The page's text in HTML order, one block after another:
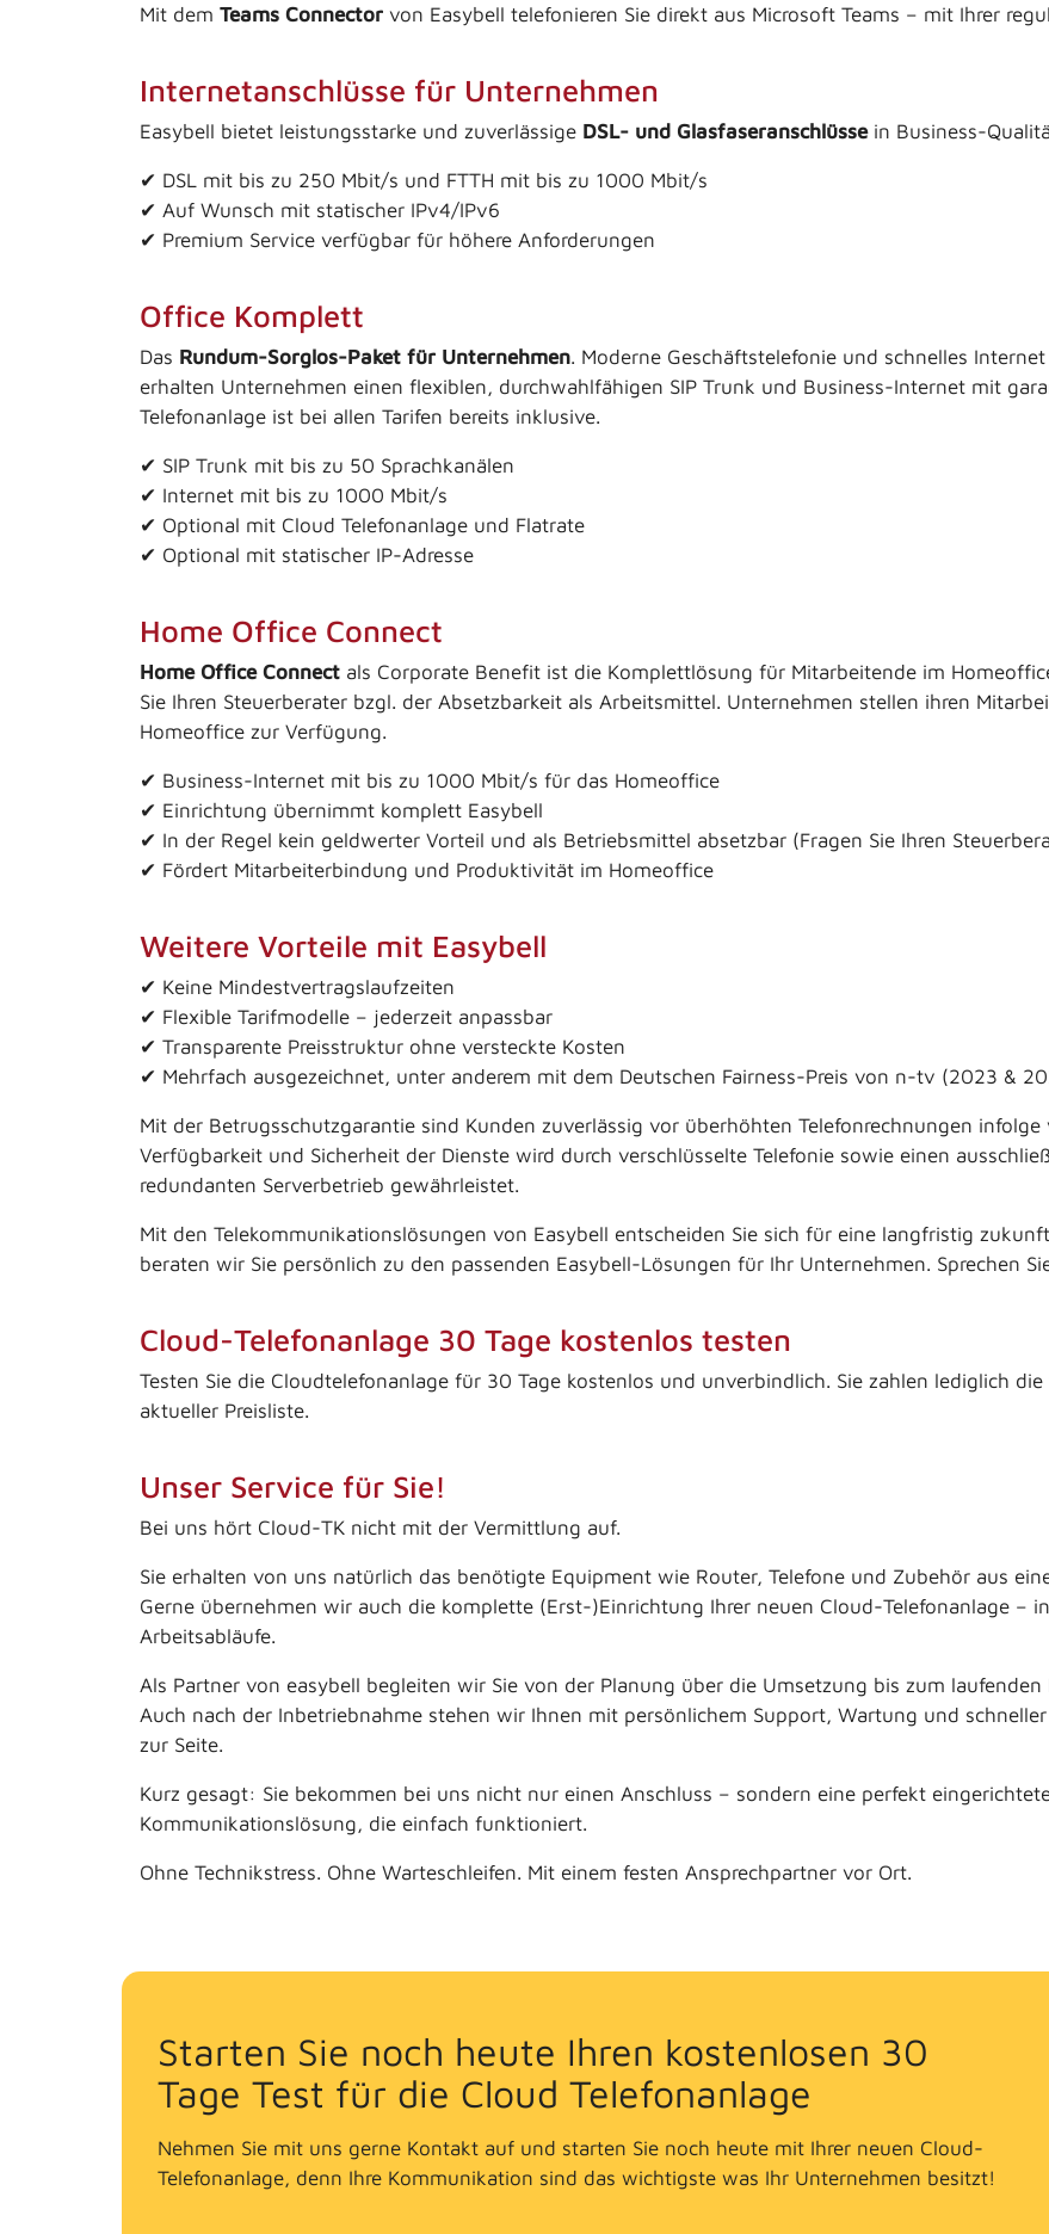
Mit dem Teams Connector von Easybell telefonieren Sie direkt aus Microsoft Teams – mit Ihrer
Internetanschlüsse für Unternehmen
Easybell bietet leistungsstarke und zuverlässige DSL- und Glasfaseranschlüssein Business-
✔ DSL mit bis zu 250 Mbit/s und FTTH mit bis zu 1000 Mbit/s
✔ Auf Wunsch mit statischer IPv4/IPv6
✔ Premium Service verfügbar für höhere Anforderungen
Office Komplett
Das Rundum-Sorglos-Paket für Unternehmen. Moderne Geschäftstelefonie und schnelles
erhalten Unternehmen einen flexiblen, durchwahlfähigen SIP Trunk und Business-Internet mit
Telefonanlage ist bei allen Tarifen bereits inklusive.
✔ SIP Trunk mit bis zu 50 Sprachkanälen
✔ Internet mit bis zu 1000 Mbit/s
✔ Optional mit Cloud Telefonanlage und Flatrate
✔ Optional mit statischer IP-Adresse
Home Office Connect
Home Office Connect als Corporate Benefit ist die Komplettlösung für Mitarbeitende im
Sie Ihren Steuerberater bzgl. der Absetzbarkeit als Arbeitsmittel. Unternehmen stellen ihren
Homeoffice zur Verfügung.
✔ Business-Internet mit bis zu 1000 Mbit/s für das Homeoffice
✔ Einrichtung übernimmt komplett Easybell
✔ In der Regel kein geldwerter Vorteil und als Betriebsmittel absetzbar (Fragen Sie Ihren
✔ Fördert Mitarbeiterbindung und Produktivität im Homeoffice
Weitere Vorteile mit Easybell
✔ Keine Mindestvertragslaufzeiten
✔ Flexible Tarifmodelle – jederzeit anpassbar
✔ Transparente Preisstruktur ohne versteckte Kosten
✔ Mehrfach ausgezeichnet, unter anderem mit dem Deutschen Fairness-Preis von n-tv (2023 &
Mit der Betrugsschutzgarantie sind Kunden zuverlässig vor überhöhten Telefonrechnungen
Verfügbarkeit und Sicherheit der Dienste wird durch verschlüsselte Telefonie sowie einen
redundanten Serverbetrieb gewährleistet.
Mit den Telekommunikationslösungen von Easybell entscheiden Sie sich für eine langfristig
beraten wir Sie persönlich zu den passenden Easybell-Lösungen für Ihr Unternehmen. Sprechen
Cloud-Telefonanlage 30 Tage kostenlos testen
Testen Sie die Cloudtelefonanlage für 30 Tage kostenlos und unverbindlich. Sie zahlen lediglich
aktueller Preisliste.
Unser Service für Sie!
Bei uns hört Cloud-TK nicht mit der Vermittlung auf.
Sie erhalten von uns natürlich das benötigte Equipment wie Router, Telefone und Zubehör aus
Gerne übernehmen wir auch die komplette (Erst-)Einrichtung Ihrer neuen Cloud-Telefonanlage –
Arbeitsabläufe.
Als Partner von easybell begleiten wir Sie von der Planung über die Umsetzung bis zum laufenden
Auch nach der Inbetriebnahme stehen wir Ihnen mit persönlichem Support, Wartung und
zur Seite.
Kurz gesagt: Sie bekommen bei uns nicht nur einen Anschluss – sondern eine perfekt
Kommunikationslösung, die einfach funktioniert.
Ohne Technikstress. Ohne Warteschleifen. Mit einem festen Ansprechpartner vor Ort.
Starten Sie noch heute Ihren kostenlosen 30
Tage Test für die Cloud Telefonanlage
Nehmen Sie mit uns gerne Kontakt auf und starten Sie noch heute mit Ihrer neuen Cloud-
Telefonanlage, denn Ihre Kommunikation sind das wichtigste was Ihr Unternehmen besitzt!